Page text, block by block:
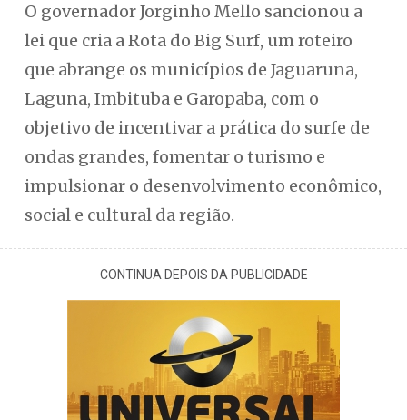
O governador Jorginho Mello sancionou a
lei que cria a Rota do Big Surf, um roteiro
que abrange os municípios de Jaguaruna,
Laguna, Imbituba e Garopaba, com o
objetivo de incentivar a prática do surfe de
ondas grandes, fomentar o turismo e
impulsionar o desenvolvimento econômico,
social e cultural da região.
CONTINUA DEPOIS DA PUBLICIDADE